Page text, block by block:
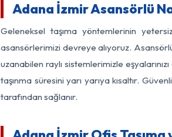
Adana İzmir Asansörlü
Geleneksel taşıma yöntemlerinin
asansörlerimizi devreye alıyoruz.
uzanabilen raylı sistemlerimizle
taşınma süresini yarı yarıya kısaltır.
tarafından sağlanır.